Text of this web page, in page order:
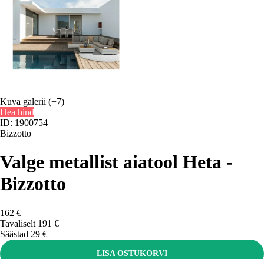
Kuva galerii (+7)
Hea hind
ID: 1900754
Bizzotto
Valge metallist aiatool Heta -
Bizzotto
162 €
Tavaliselt 191 €
Säästad 29 €
LISA OSTUKORVI